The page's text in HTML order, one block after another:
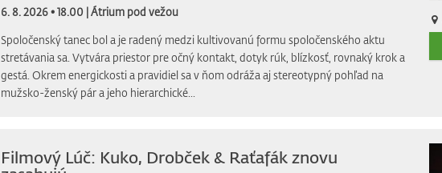
6. 8. 2026 • 18.00 | Átrium pod vežou
Spoločenský tanec bol a je radený medzi kultivovanú formu spoločenského aktu
stretávania sa. Vytvára priestor pre očný kontakt, dotyk rúk, blízkosť, rovnaký krok a
gestá. Okrem energickosti a pravidiel sa v ňom odráža aj stereotypný pohľad na
mužsko-ženský pár a jeho hierarchické...
Filmový Lúč: Kuko, Drobček & Raťafák znovu